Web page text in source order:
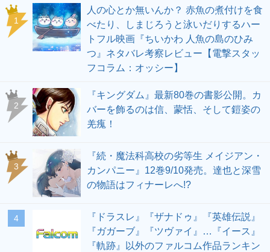
1
人の心とか無いんか？ 赤魚の煮付けを食
べたり、しまじろうと泳いだりするハー
トフル映画『ちいかわ 人魚の島のひみ
つ』ネタバレ考察レビュー【電撃スタッ
フコラム：オッシー】
2
『キングダム』最新80巻の書影公開。カ
バーを飾るのは信、蒙恬、そして鎧姿の
羌瘣！
3
『続・魔法科高校の劣等生 メイジアン・
カンパニー』12巻9/10発売。達也と深雪
の物語はフィナーレへ!?
4
『ドラスレ』『ザナドゥ』『英雄伝説』
『ガガーブ』『ツヴァイ』…『イース』
『軌跡』以外のファルコム作品ランキン